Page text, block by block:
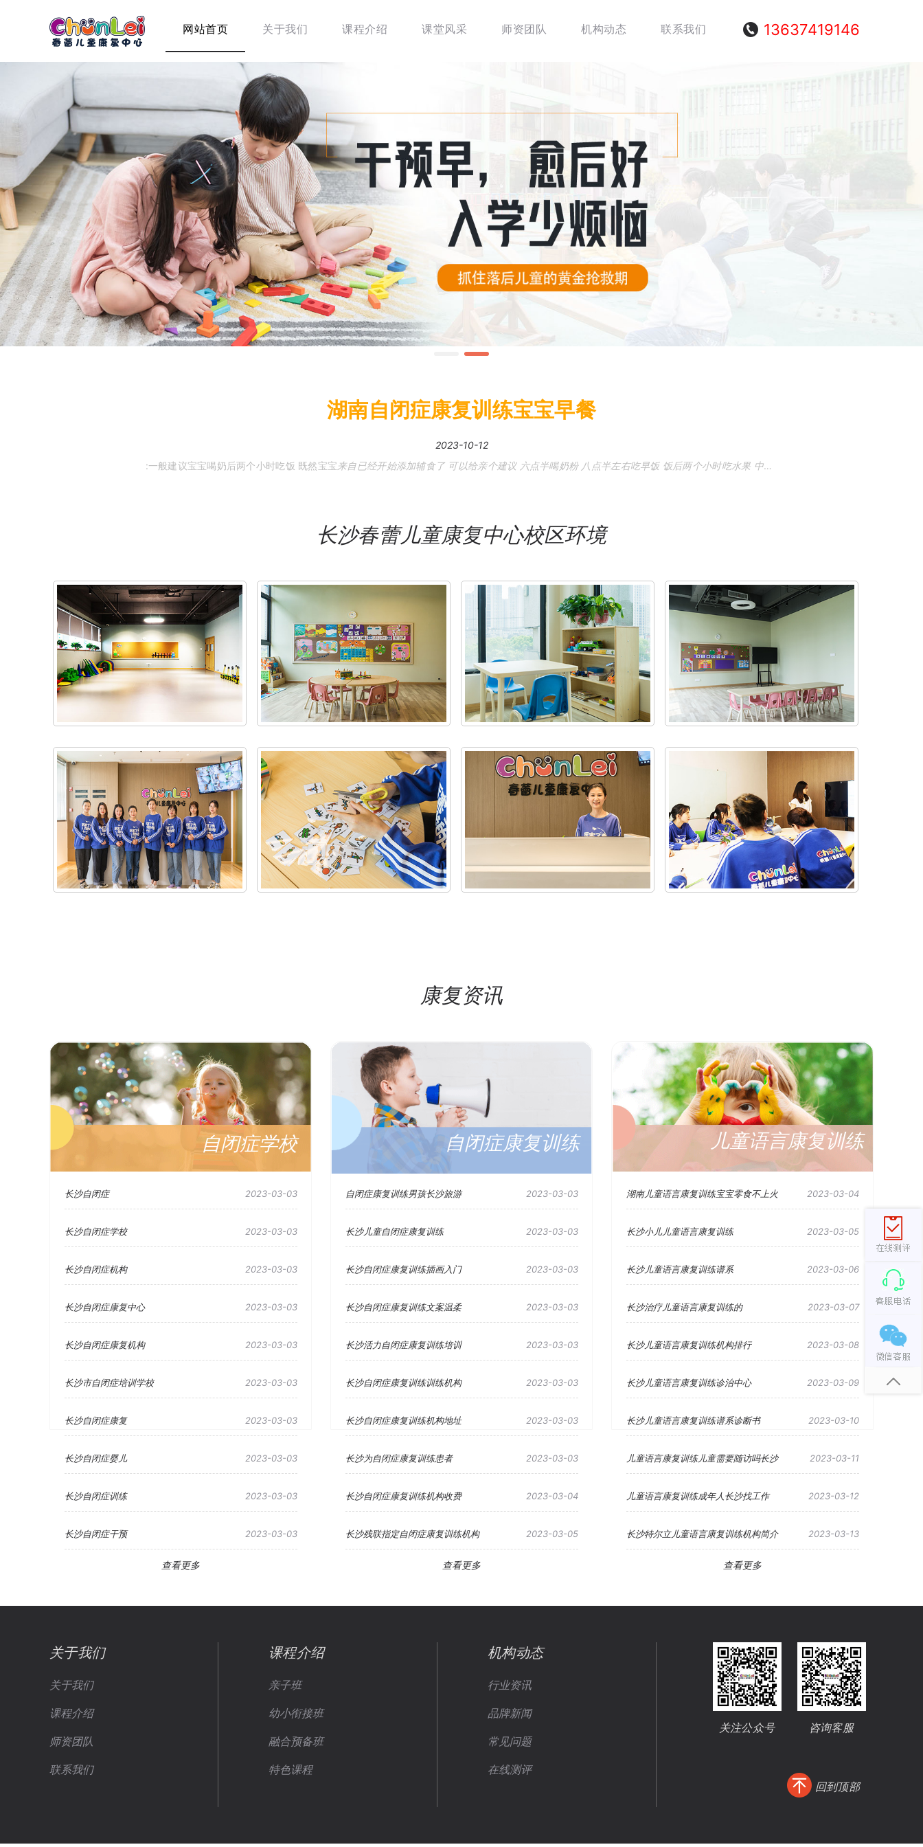
网站首页 关于我们 课程介绍 课堂风采 师资团队 机构动态 联系我们 13637419146
湖南自闭症康复训练宝宝早餐
2023-10-12
:一般建议宝宝喝奶后两个小时吃饭 既然宝宝来自已经开始添加辅食了 可以给亲个建议 六点半喝奶粉 八点半左右吃早饭饭后两个小时吃水果 中360问答
长沙春蕾儿童康复中心校区环境
康复资讯
自闭症学校
长沙自闭症 2023-03-03
长沙自闭症学校 2023-03-03
长沙自闭症机构 2023-03-03
长沙自闭症康复中心 2023-03-03
长沙自闭症康复机构 2023-03-03
长沙市自闭症培训学校 2023-03-03
长沙自闭症康复 2023-03-03
长沙自闭症婴儿 2023-03-03
长沙自闭症训练 2023-03-03
长沙自闭症干预 2023-03-03
查看更多
自闭症康复训练
自闭症康复训练男孩长沙旅游 2023-03-03
长沙儿童自闭症康复训练 2023-03-03
长沙自闭症康复训练插画入门 2023-03-03
长沙自闭症康复训练文案温柔 2023-03-03
长沙活力自闭症康复训练培训 2023-03-03
长沙自闭症康复训练训练机构 2023-03-03
长沙自闭症康复训练机构地址 2023-03-03
长沙为自闭症康复训练患者 2023-03-03
长沙自闭症康复训练机构收费 2023-03-04
长沙残联指定自闭症康复训练机构 2023-03-05
查看更多
儿童语言康复训练
湖南儿童语言康复训练宝宝零食不上火 2023-03-04
长沙小儿儿童语言康复训练 2023-03-05
长沙儿童语言康复训练谱系 2023-03-06
长沙治疗儿童语言康复训练的 2023-03-07
长沙儿童语言康复训练机构排行 2023-03-08
长沙儿童语言康复训练诊治中心 2023-03-09
长沙儿童语言康复训练谱系诊断书 2023-03-10
儿童语言康复训练儿童需要随访吗长沙 2023-03-11
儿童语言康复训练成年人长沙找工作 2023-03-12
长沙特尔立儿童语言康复训练机构简介 2023-03-13
查看更多
关于我们
关于我们
课程介绍
师资团队
联系我们
课程介绍
亲子班
幼小衔接班
融合预备班
特色课程
机构动态
行业资讯
品牌新闻
常见问题
在线测评
关注公众号 咨询客服
回到顶部